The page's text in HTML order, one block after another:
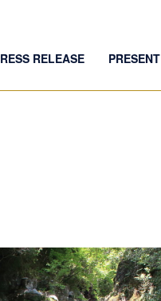
RELEASE PRESENT